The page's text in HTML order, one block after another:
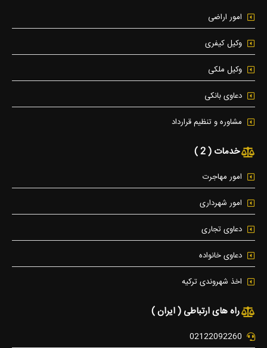
r
m
امور اراضی
وکیل کیفری
وکیل ملکی
دعاوی بانکی
مشاوره و تنظیم قرارداد
خدمات ( 2 )
امور مهاجرت
امور شهرداری
دعاوی تجاری
دعاوی خانواده
اخذ شهروندی ترکیه
راه های ارتباطی ( ایران )
02122092260